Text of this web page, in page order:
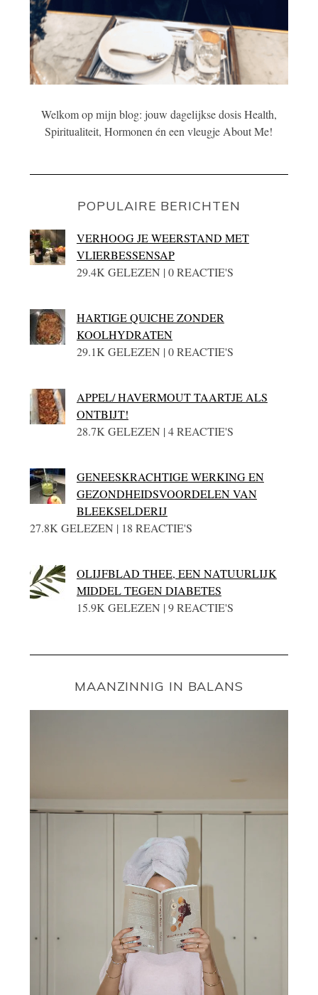
Welkom op mijn blog: jouw dagelijkse dosis Health,
Spiritualiteit, Hormonen én een vleugje About Me!
POPULAIRE BERICHTEN
VERHOOG JE WEERSTAND MET
VLIERBESSENSAP
29.4K GELEZEN | 0 REACTIE'S
HARTIGE QUICHE ZONDER
KOOLHYDRATEN
29.1K GELEZEN | 0 REACTIE'S
APPEL/ HAVERMOUT TAARTJE ALS
ONTBIJT!
28.7K GELEZEN | 4 REACTIE'S
GENEESKRACHTIGE WERKING EN
GEZONDHEIDSVOORDELEN VAN
BLEEKSELDERIJ
27.8K GELEZEN | 18 REACTIE'S
OLIJFBLAD THEE, EEN NATUURLIJK
MIDDEL TEGEN DIABETES
15.9K GELEZEN | 9 REACTIE'S
MAANZINNIG IN BALANS